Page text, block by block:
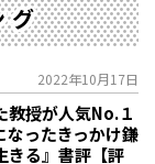
グ
2022年10月17日
教授が人気No.１
ったきっかけ――鎌
きる』書評【評